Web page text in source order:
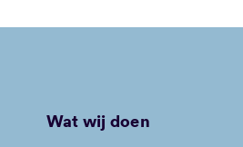
Wat wij doen